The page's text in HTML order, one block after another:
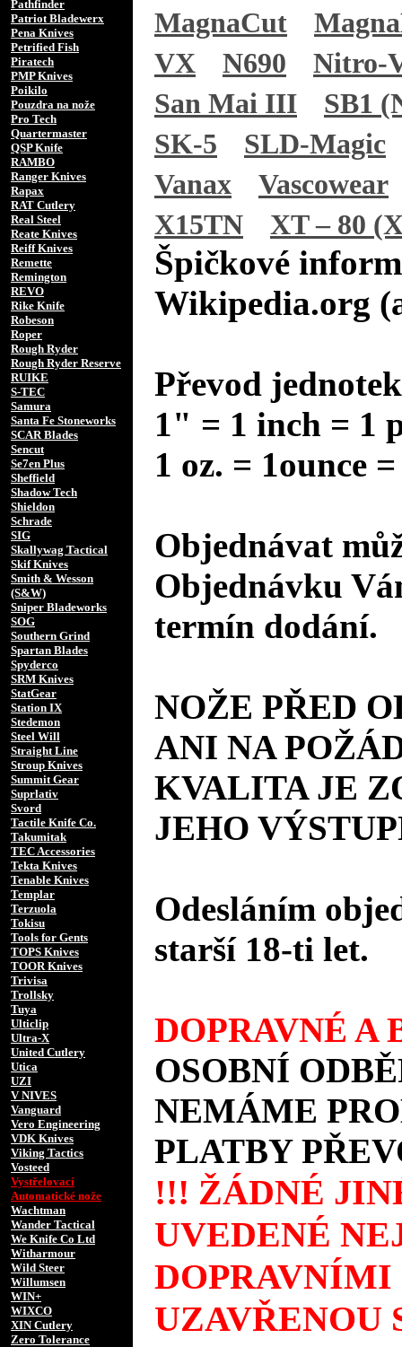
Pathfinder
Patriot Bladewerx
Pena Knives
Petrified Fish
Piratech
PMP Knives
Poikilo
Pouzdra na nože
Pro Tech
Quartermaster
QSP Knife
RAMBO
Ranger Knives
Rapax
RAT Cutlery
Real Steel
Reate Knives
Reiff Knives
Remette
Remington
REVO
Rike Knife
Robeson
Roper
Rough Ryder
Rough Ryder Reserve
RUIKE
S-TEC
Samura
Santa Fe Stoneworks
SCAR Blades
Sencut
Se7en Plus
Sheffield
Shadow Tech
Shieldon
Schrade
SIG
Skallywag Tactical
Skif Knives
Smith & Wesson
(S&W)
Sniper Bladeworks
SOG
Southern Grind
Spartan Blades
Spyderco
SRM Knives
StatGear
Station IX
Stedemon
Steel Will
Straight Line
Stroup Knives
Summit Gear
Suprlativ
Svord
Tactile Knife Co.
Takumitak
TEC Accessories
Tekta Knives
Tenable Knives
Templar
Terzuola
Tokisu
Tools for Gents
TOPS Knives
TOOR Knives
Trivisa
Trollsky
Tuya
Ulticlip
Ultra-X
United Cutlery
Utica
UZI
V NIVES
Vanguard
Vero Engineering
VDK Knives
Viking Tactics
Vosteed
Vystřelovací
Automatické nože
Wachtman
Wander Tactical
We Knife Co Ltd
Witharmour
Wild Steer
Willumsen
WIN+
WIXCO
XIN Cutlery
Zero Tolerance
MagnaCut
VX
N690
Nitro-
San Mai III
SB1
SK-5
SLD-Magic
Vanax
Vascowear
X15TN
XT – 80
Špičkové
Wikipedia.org
Převod
1" = 1 inch = 1
1 oz. = 1ounce
Objednávat
Objednávku
termín dodání.
NOŽE PŘED
ANI NA
KVALITA JE
JEHO
Odesláním
starší 18-ti let.
DOPRAVNÉ A
OSOBNÍ
NEMÁME
PLATBY
!!! ŽÁDNÉ
UVEDENÉ
UZAVŘENOU